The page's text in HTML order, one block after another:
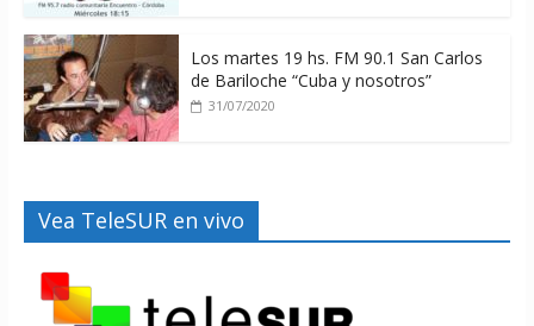
Los martes 19 hs. FM 90.1 San Carlos
de Bariloche “Cuba y nosotros”
31/07/2020
Vea TeleSUR en vivo